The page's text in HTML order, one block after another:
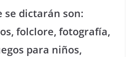
se dictarán son:
folclore, fotografía,
para niños,